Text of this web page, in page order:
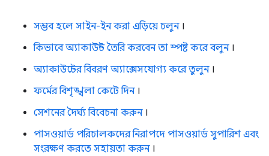
সম্ভব হলে সাইন-ইন করা এড়িয়ে চলুন।
কিভাবে অ্যাকাউন্ট তৈরি করবেন তা স্পষ্ট করে বলুন।
অ্যাকাউন্টের বিবরণ অ্যাক্সেসযোগ্য করে তুলুন।
ফর্মের বিশৃঙ্খলা কেটে দিন।
সেশনের দৈর্ঘ্য বিবেচনা করুন।
পাসওয়ার্ড পরিচালকদের নিরাপদে পাসওয়ার্ড সুপারিশ এবং
সংরক্ষণ করতে সহায়তা করুন।